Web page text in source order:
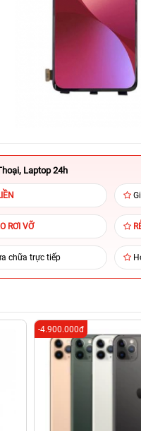
Laptop 24h
RƠI VỠ
chữa trực tiếp
-4.900.000đ